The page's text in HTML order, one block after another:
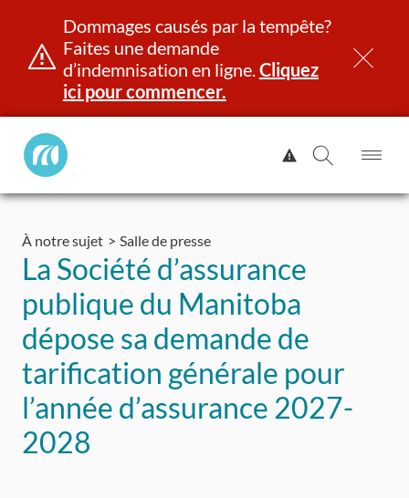
Aller
contenu
Dommages causés par la tempête?
Faites une demande
d’indemnisation en ligne.Cliquez
ici pour commencer.
Manitoba
Public
Afficher
l'alerte.
la
le
Immatriculation
À notre sujet Salle de presse
La Société d’assurance
publique du Manitoba
dépose sa demande de
tarification générale pour
l’année d’assurance 2027-
2028